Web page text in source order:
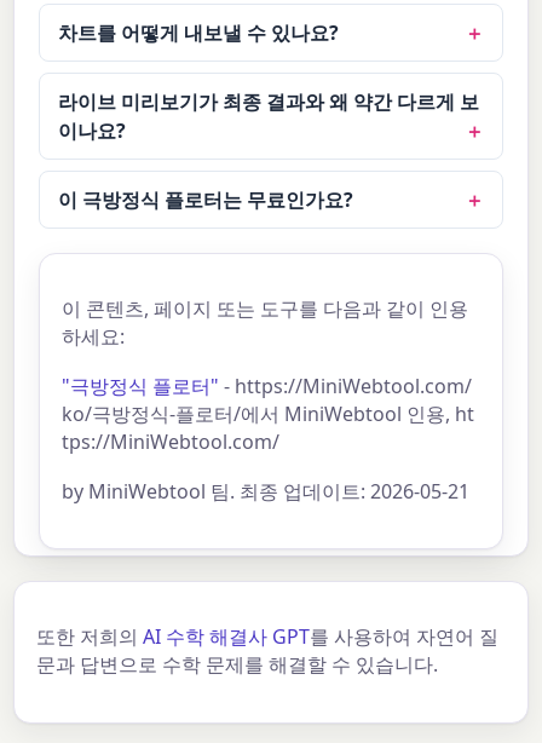
차트를 어떻게 내보낼 수 있나요?
라이브 미리보기가 최종 결과와 왜 약간 다르게 보
이나요?
이 극방정식 플로터는 무료인가요?
이 콘텐츠, 페이지 또는 도구를 다음과 같이 인용
하세요:
"극방정식 플로터" - https://MiniWebtool.com/
ko/극방정식-플로터/에서 MiniWebtool 인용, ht
tps://MiniWebtool.com/
by MiniWebtool 팀. 최종 업데이트: 2026-05-21
또한 저희의AI 수학 해결사 GPT를 사용하여 자연어 질
문과 답변으로 수학 문제를 해결할 수 있습니다.